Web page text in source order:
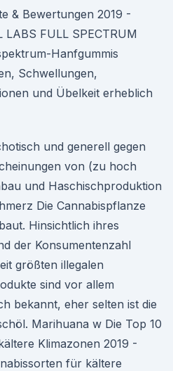
& Bewertungen 2019 -
LABS FULL SPECTRUM
Hanfgummis
Schwellungen,
und Übelkeit erheblich
und generell gegen
von (zu hoch
und Haschischproduktion
Die Cannabispflanze
Hinsichtlich ihres
der Konsumentenzahl
größten illegalen
sind vor allem
bekannt, eher selten ist die
Marihuana w Die Top 10
Klimazonen 2019 -
für kältere